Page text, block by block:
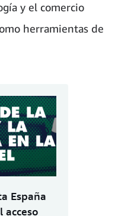
y el comercio
herramientas de
España
acceso